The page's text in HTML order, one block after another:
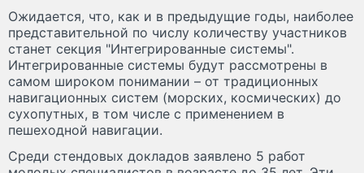
Ожидается, что, как и в предыдущие годы, наиболее
представительной по числу количеству участников
станет секция "Интегрированные системы".
Интегрированные системы будут рассмотрены в
самом широком понимании – от традиционных
навигационных систем (морских, космических) до
сухопутных, в том числе с применением в
пешеходной навигации.
Среди стендовых докладов заявлено 5 работ